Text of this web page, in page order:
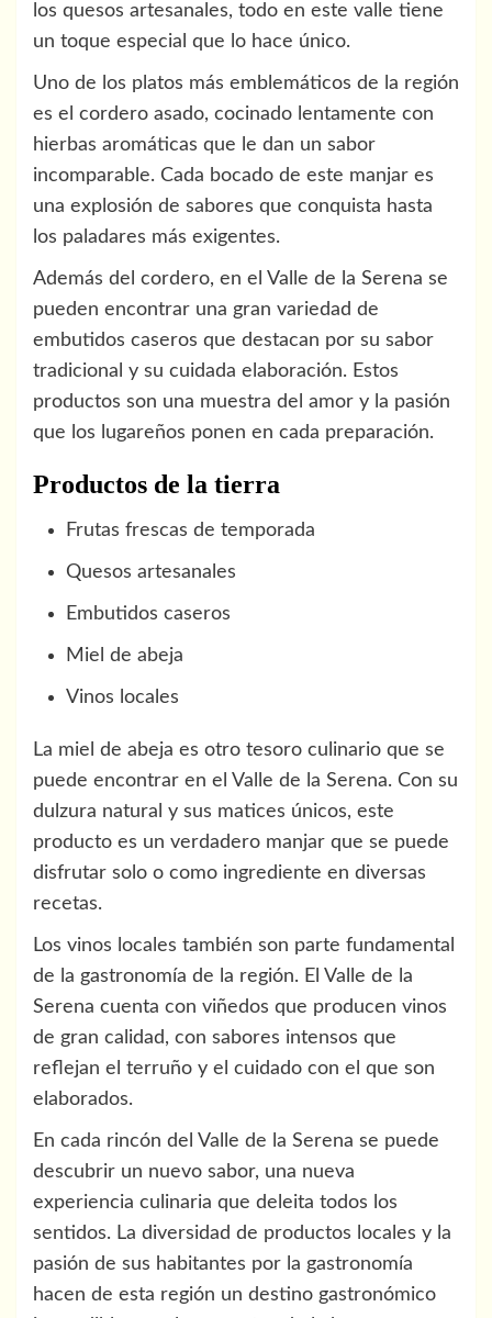
los quesos artesanales, todo en este valle tiene
un toque especial que lo hace único.
Uno de los platos más emblemáticos de la región
es el cordero asado, cocinado lentamente con
hierbas aromáticas que le dan un sabor
incomparable. Cada bocado de este manjar es
una explosión de sabores que conquista hasta
los paladares más exigentes.
Además del cordero, en el Valle de la Serena se
pueden encontrar una gran variedad de
embutidos caseros que destacan por su sabor
tradicional y su cuidada elaboración. Estos
productos son una muestra del amor y la pasión
que los lugareños ponen en cada preparación.
Productos de la tierra
Frutas frescas de temporada
Quesos artesanales
Embutidos caseros
Miel de abeja
Vinos locales
La miel de abeja es otro tesoro culinario que se
puede encontrar en el Valle de la Serena. Con su
dulzura natural y sus matices únicos, este
producto es un verdadero manjar que se puede
disfrutar solo o como ingrediente en diversas
recetas.
Los vinos locales también son parte fundamental
de la gastronomía de la región. El Valle de la
Serena cuenta con viñedos que producen vinos
de gran calidad, con sabores intensos que
reflejan el terruño y el cuidado con el que son
elaborados.
En cada rincón del Valle de la Serena se puede
descubrir un nuevo sabor, una nueva
experiencia culinaria que deleita todos los
sentidos. La diversidad de productos locales y la
pasión de sus habitantes por la gastronomía
hacen de esta región un destino gastronómico